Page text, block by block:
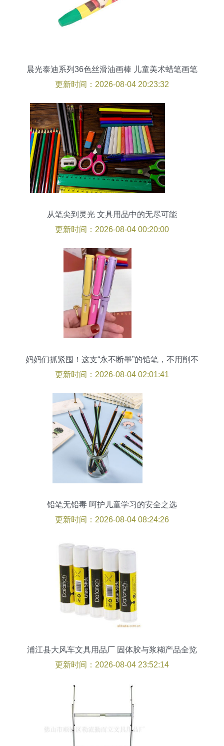
晨光泰迪系列36色丝滑油画棒 儿童美术蜡笔画笔
qgm90079
更新时间：2026-08-04 20:23:32
从笔尖到灵光 文具用品中的无尽可能
更新时间：2026-08-04 00:20:00
妈妈们抓紧囤！这支“永不断墨”的铅笔，不用削不
脏手，开学必备神器
更新时间：2026-08-04 02:01:41
铅笔无铅毒 呵护儿童学习的安全之选
更新时间：2026-08-04 08:24:26
浦江县大风车文具用品厂 固体胶与浆糊产品全览
更新时间：2026-08-04 23:52:14